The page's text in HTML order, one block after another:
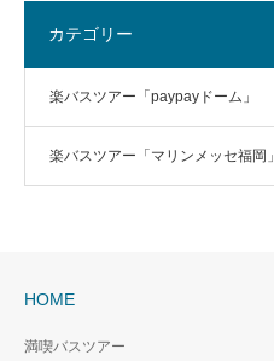
カテゴリー
楽バスツアー「paypayドーム」
楽バスツアー「マリンメッセ福岡」
HOME
満喫バスツアー